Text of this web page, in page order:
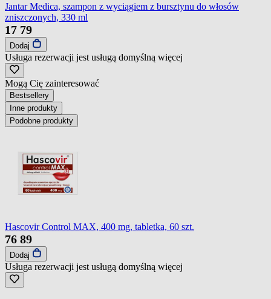
Jantar Medica, szampon z wyciągiem z bursztynu do włosów
zniszczonych, 330 ml
17 79
Dodaj
Usługa rezerwacji jest usługą domyślną więcej
Mogą Cię zainteresować
Bestsellery
Inne produkty
Podobne produkty
Hascovir Control MAX, 400 mg, tabletka, 60 szt.
76 89
Dodaj
Usługa rezerwacji jest usługą domyślną więcej